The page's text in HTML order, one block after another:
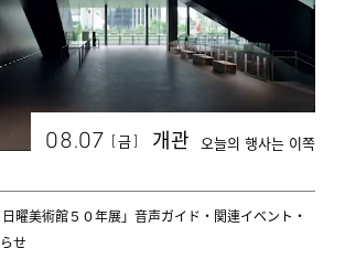
08.07 [금] 개관 오늘의 행사는 이쪽
日曜美術館５０年展」音声ガイド・関連イベント・
せ